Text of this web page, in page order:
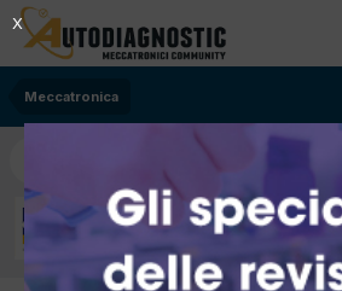
Meccatronica
X